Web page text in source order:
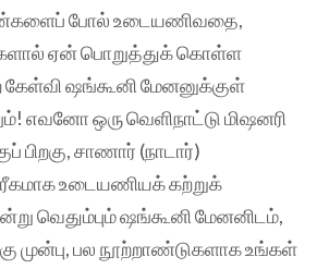
போல் உடையணிவதை,
ஏன் பொறுத்துக் கொள்ள
ஷங்கூனி மேனனுக்குள்
எவனோ ஒரு வெளிநாட்டு மிஷனரி
பிறகு, சாணார் (நாடார்)
உடையணியக் கற்றுக்
வெதும்பும் ஷங்கூனி மேனனிடம்,
முன்பு, பல நூற்றாண்டுகளாக உங்கள்